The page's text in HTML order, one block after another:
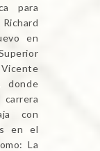
para
en
donde
con
en el
La